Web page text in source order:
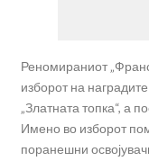
Реномираниот
изборот на
„Златната топка“, а
Имено во изборот
поранешни